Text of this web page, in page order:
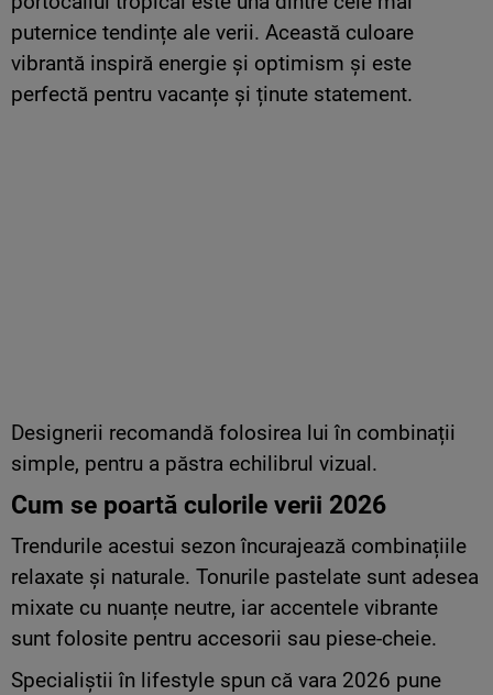
puternice tendințe ale verii. Această culoare
vibrantă inspiră energie și optimism și este
perfectă pentru vacanțe și ținute statement.
Designerii recomandă folosirea lui în combinații
simple, pentru a păstra echilibrul vizual.
Cum se poartă culorile verii 2026
Trendurile acestui sezon încurajează combinațiile
relaxate și naturale. Tonurile pastelate sunt adesea
mixate cu nuanțe neutre, iar accentele vibrante
sunt folosite pentru accesorii sau piese-cheie.
Specialiștii în lifestyle spun că vara 2026 pune